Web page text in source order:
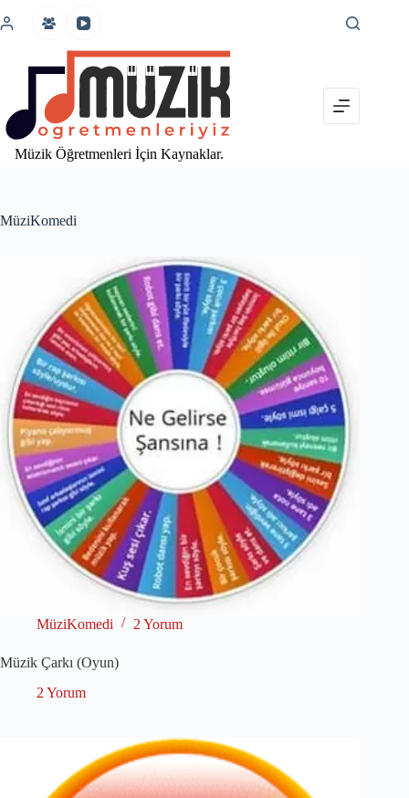
atla
Müzik Öğretmenleri İçin Kaynaklar.
MüziKomedi
MüziKomedi 2 Yorum
Müzik Çarkı (Oyun)
2 Yorum